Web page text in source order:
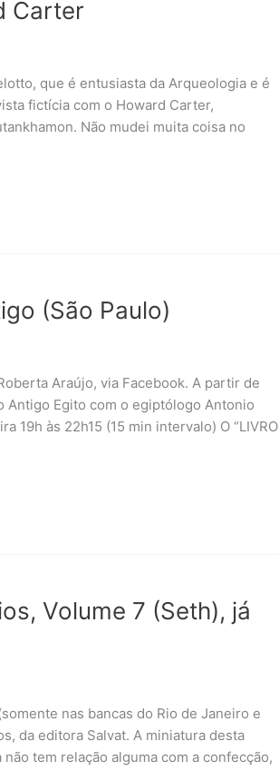
Carter
que é entusiasta da Arqueologia e é
fictícia com o Howard Carter,
Não mudei muita coisa no
(São Paulo)
Araújo, via Facebook. A partir de
Antigo Egito com o egiptólogo Antonio
19h às 22h15 (15 min intervalo) O “LIVRO
Volume 7 (Seth), já
nas bancas do Rio de Janeiro e
da editora Salvat. A miniatura desta
tem relação alguma com a confecção,